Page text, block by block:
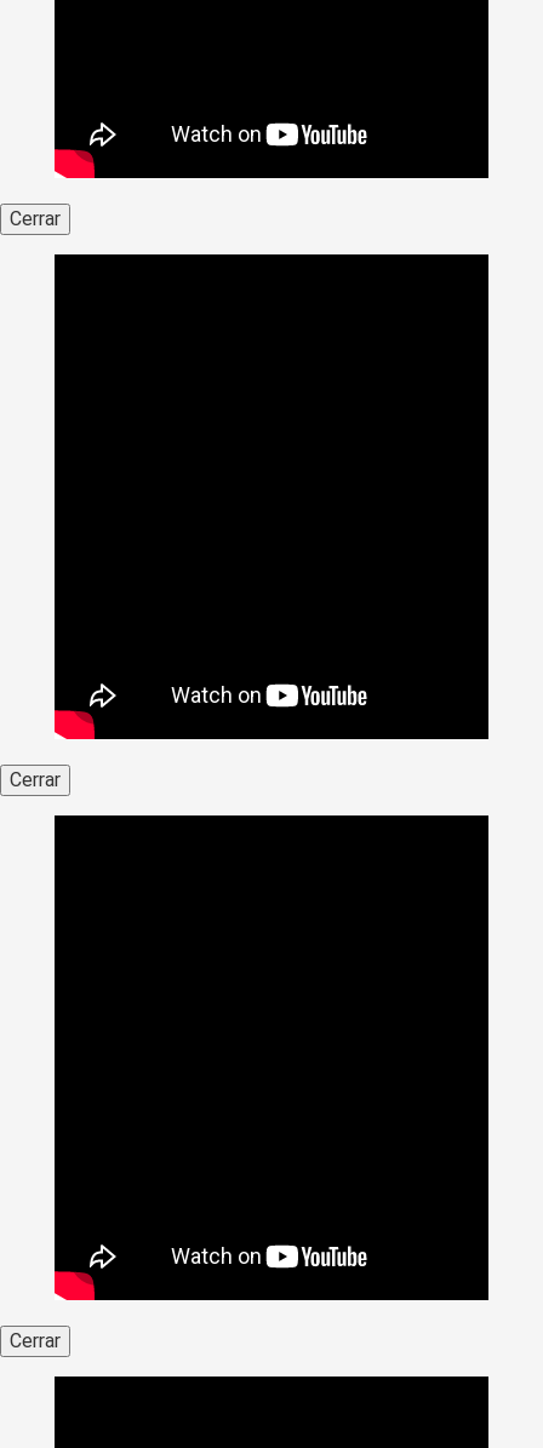
Cerrar
Cerrar
Cerrar